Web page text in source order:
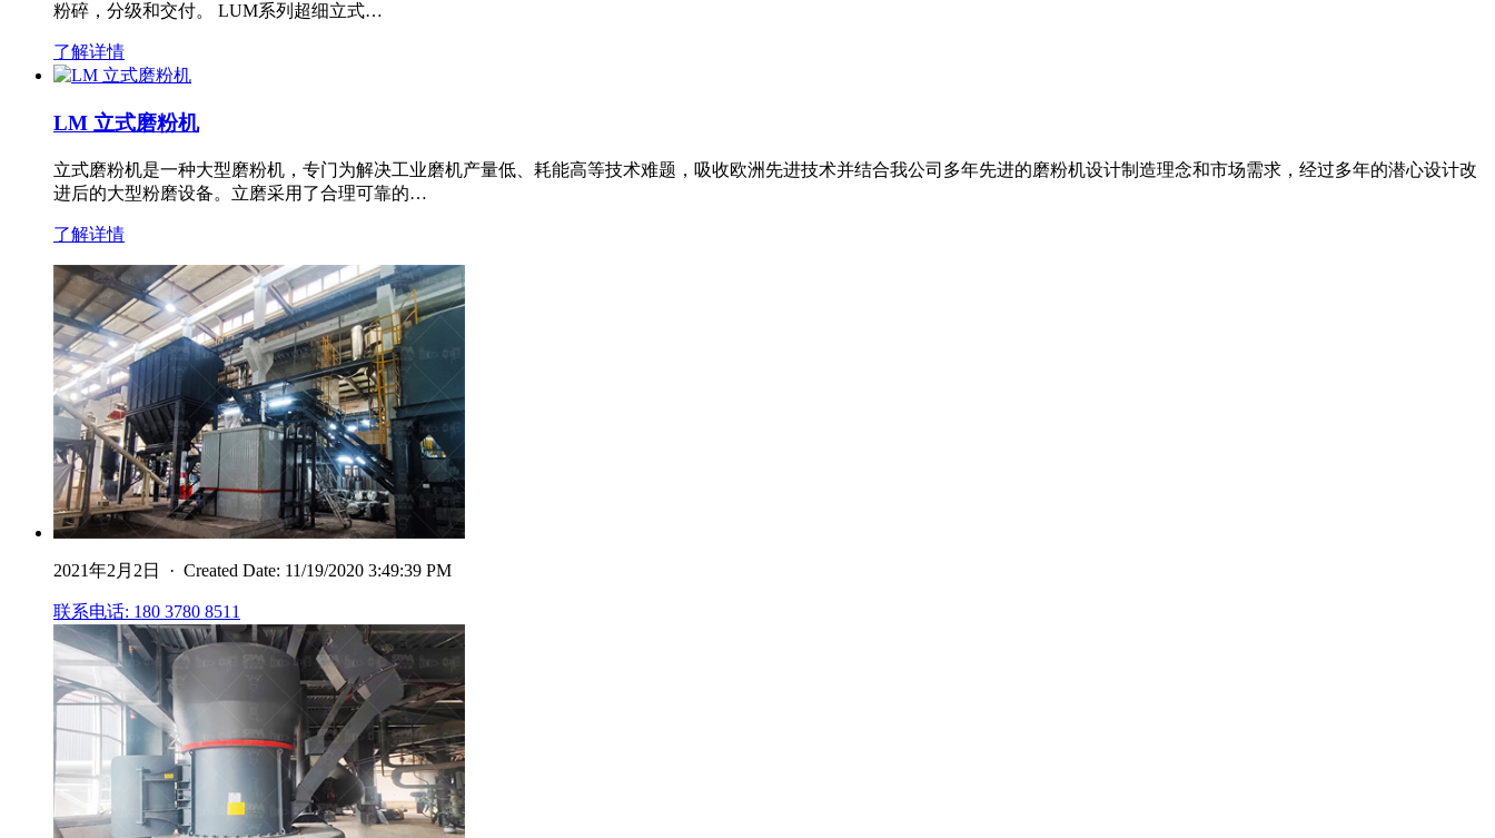
粉碎，分级和交付。 LUM系列超细立式…
了解详情
LM 立式磨粉机
立式磨粉机是一种大型磨粉机，专门为解决工业磨机产量低、耗能高等技术难题，吸收欧洲先进技术并结合我公司多年先进的磨粉机设计制造理念和市场需求，经过多年的潜心设计改
进后的大型粉磨设备。立磨采用了合理可靠的…
了解详情
2021年2月2日 · Created Date: 11/19/2020 3:49:39 PM
联系电话: 180 3780 8511